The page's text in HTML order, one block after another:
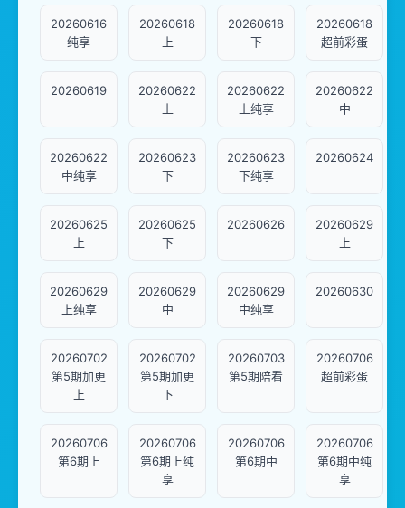
20260616
纯享
20260618
上
20260618
下
20260618
超前彩蛋
20260619
20260622
上
20260622
上纯享
20260622
中
20260622
中纯享
20260623
下
20260623
下纯享
20260624
20260625
上
20260625
下
20260626
20260629
上
20260629
上纯享
20260629
中
20260629
中纯享
20260630
20260702
第5期加更
上
20260702
第5期加更
下
20260703
第5期陪看
20260706
超前彩蛋
20260706
第6期上
20260706
第6期上纯
享
20260706
第6期中
20260706
第6期中纯
享